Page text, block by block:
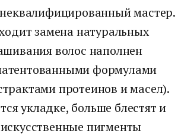
мастер.
замена натуральных
волос наполнен
формулами
протеинов и масел).
укладке, больше блестят и
пигменты